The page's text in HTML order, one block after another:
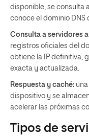
disponible, se consulta
conoce el dominio DNS
Consulta a servidores
registros oficiales del
obtiene la IP definitiva,
exacta y actualizada.
Respuesta y caché:
dispositivo y se
acelerar las próximas
Tipos de